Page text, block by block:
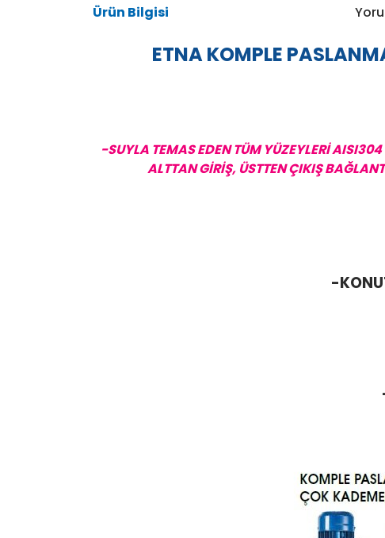
Ürün Bilgisi
ETNA KOMPLE
-SUYLA TEMAS EDEN TÜM YÜZEYLERİ
ALTTAN GİRİŞ, ÜSTTEN ÇIKIŞ
-